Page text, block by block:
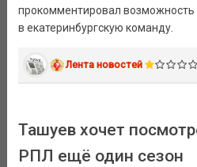
прокомментировал
в екатеринбургскую команду.
Лента новостей
Ташуев хочет
РПЛ ещё один сезон